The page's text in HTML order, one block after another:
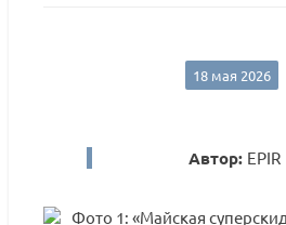
18 мая 2026
Автор: EPIR